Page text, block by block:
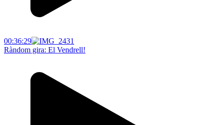
00:36:29
Ràndom gira: El Vendrell!